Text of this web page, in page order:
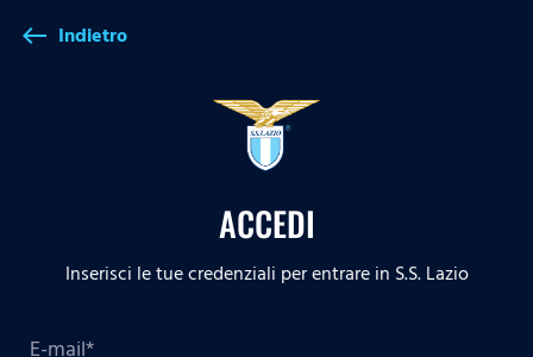
west Indietro
ACCEDI
Inserisci le tue credenziali per entrare in S.S. Lazio